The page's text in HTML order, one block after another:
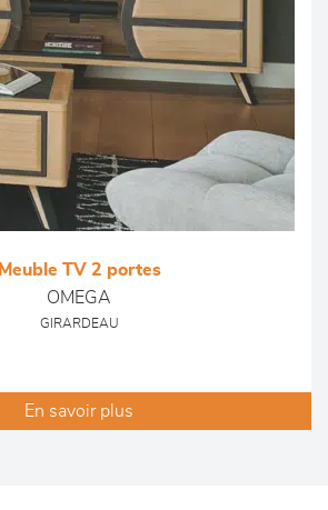
Meuble TV 2 portes
OMEGA
GIRARDEAU
En savoir plus